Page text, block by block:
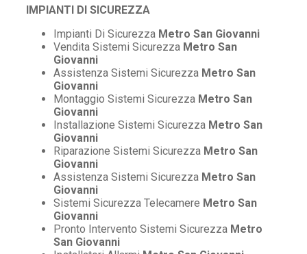
IMPIANTI DI SICUREZZA
Impianti Di Sicurezza Metro San Giovanni
Vendita Sistemi Sicurezza Metro San
Giovanni
Assistenza Sistemi Sicurezza Metro San
Giovanni
Montaggio Sistemi Sicurezza Metro San
Giovanni
Installazione Sistemi Sicurezza Metro San
Giovanni
Riparazione Sistemi Sicurezza Metro San
Giovanni
Assistenza Sistemi Sicurezza Metro San
Giovanni
Sistemi Sicurezza Telecamere Metro San
Giovanni
Pronto Intervento Sistemi Sicurezza Metro
San Giovanni